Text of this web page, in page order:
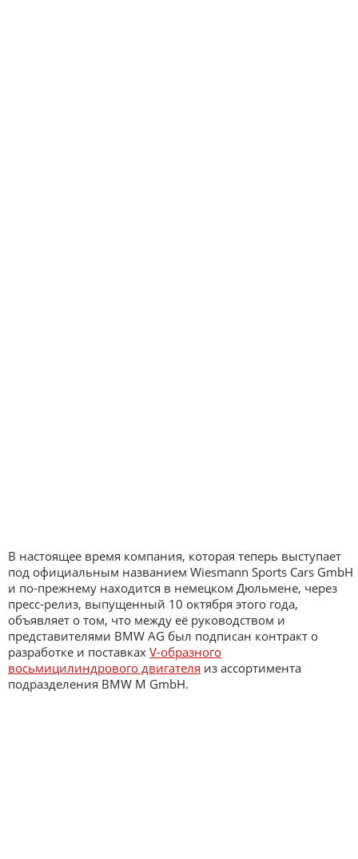
В настоящее время компания, которая теперь выступает
под официальным названием Wiesmann Sports Cars GmbH
и по-прежнему находится в немецком Дюльмене, через
пресс-релиз, выпущенный 10 октября этого года,
объявляет о том, что между её руководством и
представителями BMW AG был подписан контракт о
разработке и поставках V-образного
восьмицилиндрового двигателя из ассортимента
подразделения BMW M GmbH.